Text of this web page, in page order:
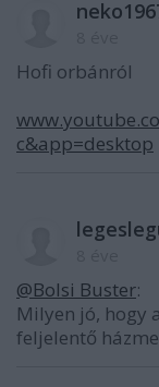
Hofi orbánról
c&app=desktop
@Bolsi Buster:
Milyen jó, hogy
feljelentő